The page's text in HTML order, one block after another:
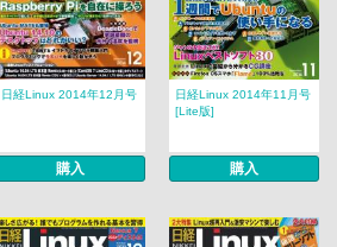
日経Linux 2014年12月号
購入
日経Linux 2014年11月号
[Lite版]
購入